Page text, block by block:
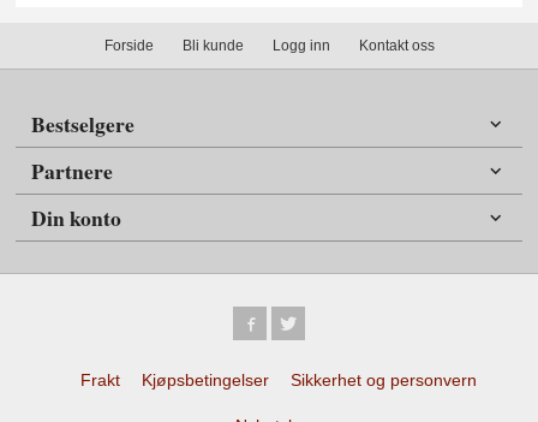
Forside Bli kunde Logg inn Kontakt oss
Bestselgere
Partnere
Din konto
Frakt Kjøpsbetingelser Sikkerhet og personvern